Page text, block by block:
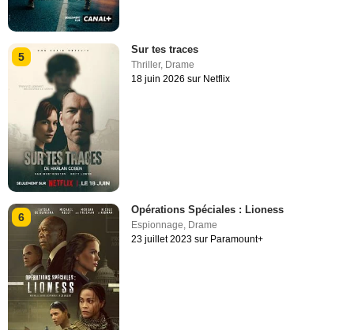
5
Sur tes traces
Thriller, Drame
18 juin 2026 sur Netflix
6
Opérations Spéciales : Lioness
Espionnage, Drame
23 juillet 2023 sur Paramount+